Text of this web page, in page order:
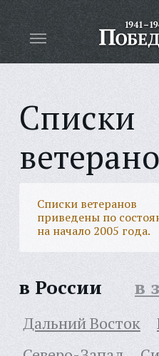
Списки
Списки ветеранов
приведены по
на начало 2005 года.
в России в
Дальний Восток